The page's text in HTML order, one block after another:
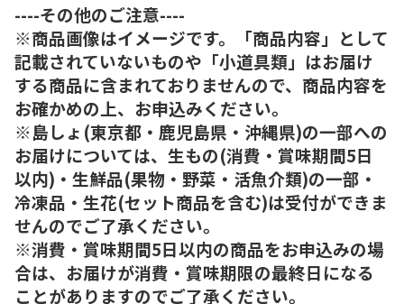
----その他のご注意----
※商品画像はイメージです。「商品内容」として
記載されていないものや「小道具類」はお届け
する商品に含まれておりませんので、商品内容を
お確かめの上、お申込みください。
※島しょ(東京都・鹿児島県・沖縄県)の一部への
お届けについては、生もの(消費・賞味期間5日
以内)・生鮮品(果物・野菜・活魚介類)の一部・
冷凍品・生花(セット商品を含む)は受付ができま
せんのでご了承ください。
※消費・賞味期間5日以内の商品をお申込みの場
合は、お届けが消費・賞味期限の最終日になる
ことがありますのでご了承ください。